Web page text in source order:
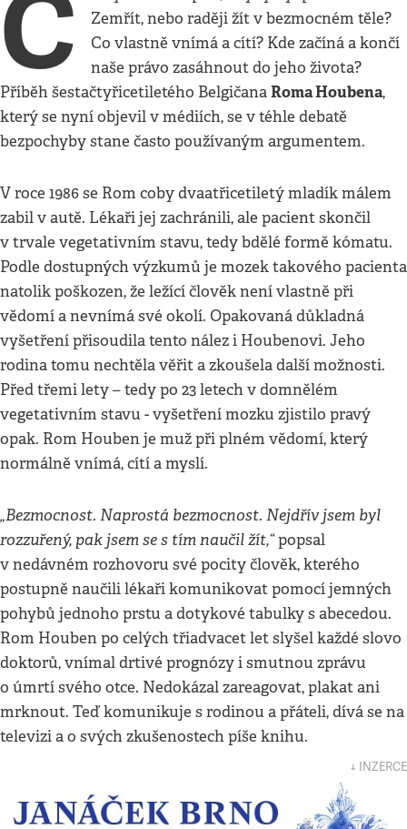
C
Zemřít, nebo raději žít v bezmocném těle?
Co vlastně vnímá a cítí? Kde začíná a končí
naše právo zasáhnout do jeho života?
Příběh šestačtyřicetiletého BelgičanaRoma Houbena,
který se nyní objevil v médiích, se v téhle debatě
bezpochyby stane často používaným argumentem.
V roce 1986 se Rom coby dvaatřicetiletý mladík málem
zabil v autě. Lékaři jej zachránili, ale pacient skončil
v trvale vegetativním stavu, tedy bdělé formě kómatu.
Podle dostupných výzkumů je mozek takového pacienta
natolik poškozen, že ležící člověk není vlastně při
vědomí a nevnímá své okolí. Opakovaná důkladná
vyšetření přisoudila tento nález i Houbenovi. Jeho
rodina tomu nechtěla věřit a zkoušela další možnosti.
Před třemi lety – tedy po 23 letech v domnělém
vegetativním stavu - vyšetření mozku zjistilo pravý
opak. Rom Houben je muž při plném vědomí, který
normálně vnímá, cítí a myslí.
„Bezmocnost. Naprostá bezmocnost. Nejdřív jsem byl
rozzuřený, pak jsem se s tím naučil žít,“popsal
v nedávném rozhovoru své pocity člověk, kterého
postupně naučili lékaři komunikovat pomocí jemných
pohybů jednoho prstu a dotykové tabulky s abecedou.
Rom Houben po celých třiadvacet let slyšel každé slovo
doktorů, vnímal drtivé prognózy i smutnou zprávu
o úmrtí svého otce. Nedokázal zareagovat, plakat ani
mrknout. Teď komunikuje s rodinou a přáteli, dívá se na
televizi a o svých zkušenostech píše knihu.
↓ INZERCE